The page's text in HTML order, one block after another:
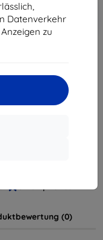
Datenverkehr
zu
Warenkorb
(0)